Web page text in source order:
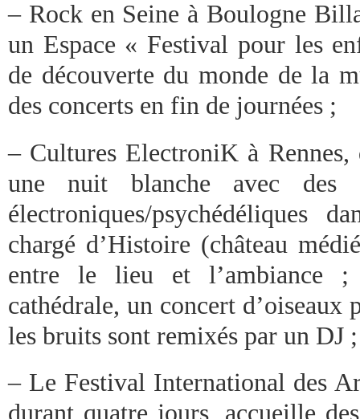
– Rock en Seine à Boulogne
un Espace « Festival pour les
de découverte du monde de la
des concerts en fin de journées ;
– Cultures ElectroniK à
une nuit blanche avec des
électroniques/psychédéliques
chargé d’Histoire (château
entre le lieu et l’ambiance ;
cathédrale, un concert d’oiseaux
les bruits sont remixés par un DJ ;
– Le Festival International des
durant quatre jours, accueille